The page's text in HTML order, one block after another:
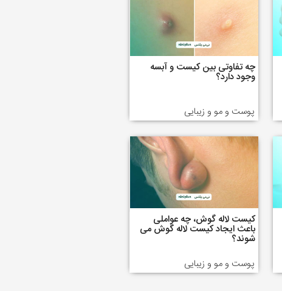
چه تفاوتی بین کیست و آبسه
وجود دارد؟
پوست و مو و زیبایی
کیست لاله گوش، چه عواملی
باعث ایجاد کیست لاله گوش می
شوند؟
پوست و مو و زیبایی